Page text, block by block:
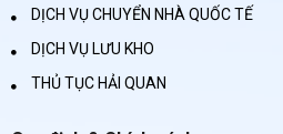
DỊCH VỤ CHUYỂN NHÀ QUỐC TẾ
DỊCH VỤ LƯU KHO
THỦ TỤC HẢI QUAN